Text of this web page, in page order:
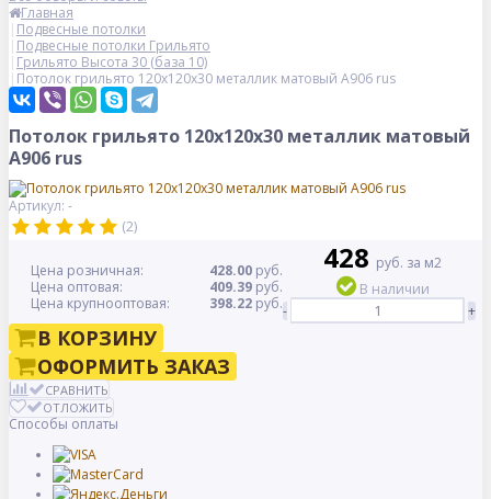
Главная
Подвесные потолки
Подвесные потолки Грильято
Грильято Высота 30 (база 10)
Потолок грильято 120х120х30 металлик матовый А906 rus
Потолок грильято 120х120х30 металлик матовый
А906 rus
Артикул: -
(2)
Цена розничная: 428.00 руб.
Цена оптовая:
409.39 руб.
Цена крупнооптовая:
398.22 руб.
428 руб. за м2
В наличии
-
+
В КОРЗИНУ
ОФОРМИТЬ ЗАКАЗ
СРАВНИТЬ
ОТЛОЖИТЬ
Способы оплаты